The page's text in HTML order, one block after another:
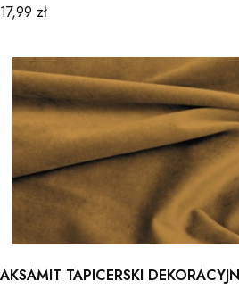
Cena
17,99 zł
AKSAMIT TAPICERSKI